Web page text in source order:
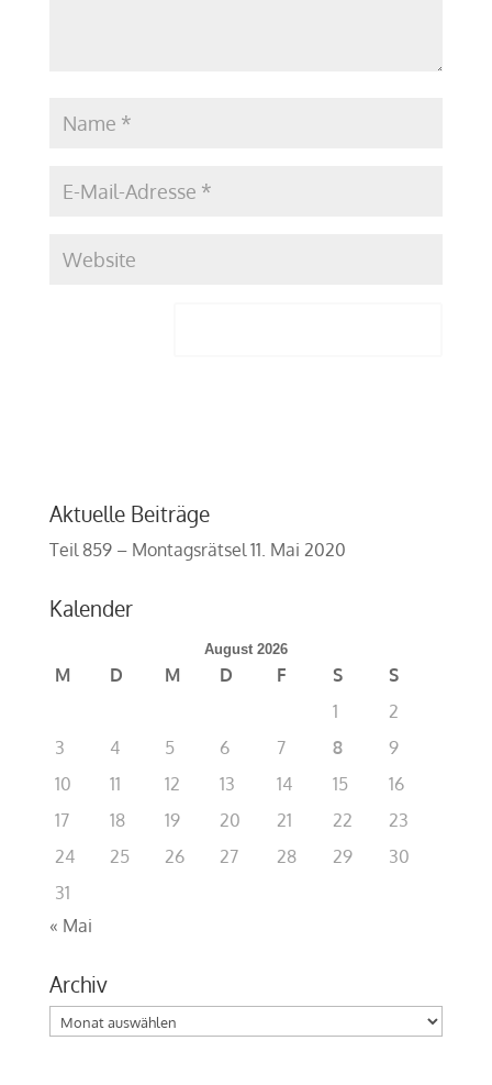
Aktuelle Beiträge
Teil 859 – Montagsrätsel 11. Mai 2020
Kalender
August 2026
M D M D F S
S
1
2
3
4 5 6 7 8
9
10
11 12 13 14 15
16
17
18 19 20 21 22
23
24
25 26 27 28 29
30
31
« Mai
Archiv
Archiv